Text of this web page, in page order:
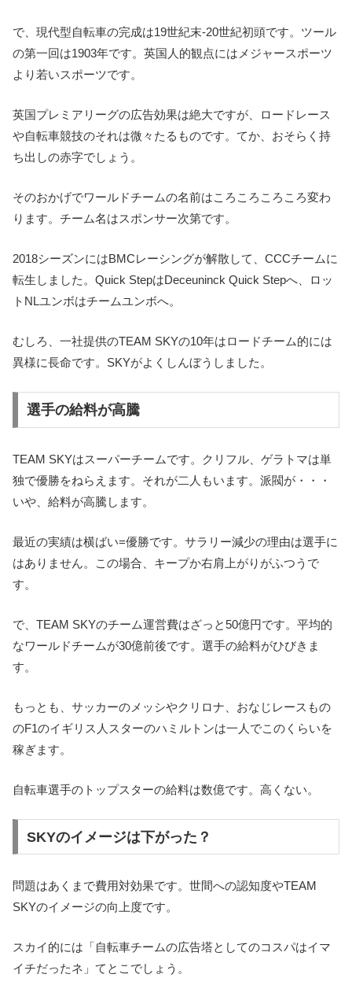
で、現代型自転車の完成は19世紀末-20世紀初頭です。ツール
の第一回は1903年です。英国人的観点にはメジャースポーツ
より若いスポーツです。
英国プレミアリーグの広告効果は絶大ですが、ロードレース
や自転車競技のそれは微々たるものです。てか、おそらく持
ち出しの赤字でしょう。
そのおかげでワールドチームの名前はころころころころ変わ
ります。チーム名はスポンサー次第です。
2018シーズンにはBMCレーシングが解散して、CCCチームに
転生しました。Quick StepはDeceuninck Quick Stepへ、ロッ
トNLユンボはチームユンボへ。
むしろ、一社提供のTEAM SKYの10年はロードチーム的には
異様に長命です。SKYがよくしんぼうしました。
選手の給料が高騰
TEAM SKYはスーパーチームです。クリフル、ゲラトマは単
独で優勝をねらえます。それが二人もいます。派閥が・・・
いや、給料が高騰します。
最近の実績は横ばい=優勝です。サラリー減少の理由は選手に
はありません。この場合、キープか右肩上がりがふつうで
す。
で、TEAM SKYのチーム運営費はざっと50億円です。平均的
なワールドチームが30億前後です。選手の給料がひびきま
す。
もっとも、サッカーのメッシやクリロナ、おなじレースもの
のF1のイギリス人スターのハミルトンは一人でこのくらいを
稼ぎます。
自転車選手のトップスターの給料は数億です。高くない。
SKYのイメージは下がった？
問題はあくまで費用対効果です。世間への認知度やTEAM
SKYのイメージの向上度です。
スカイ的には「自転車チームの広告塔としてのコスパはイマ
イチだったネ」てとこでしょう。